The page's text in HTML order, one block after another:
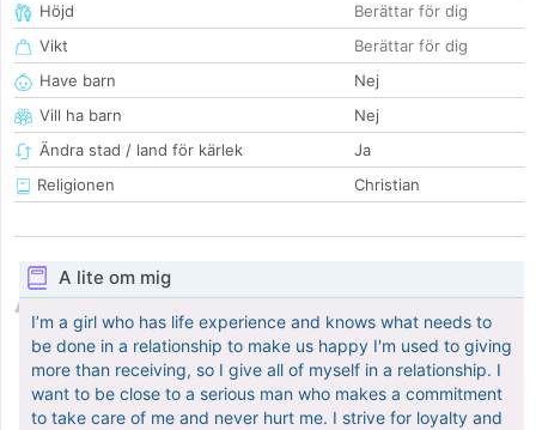
Höjd
Berättar för dig
Vikt
Berättar för dig
Have barn
Nej
Vill ha barn
Nej
Ändra stad / land för kärlek
Ja
Religionen
Christian
A lite om mig
I’m a girl who has life experience and knows what needs to
be done in a relationship to make us happy I'm used to giving
more than receiving, so I give all of myself in a relationship. I
want to be close to a serious man who makes a commitment
to take care of me and never hurt me. I strive for loyalty and